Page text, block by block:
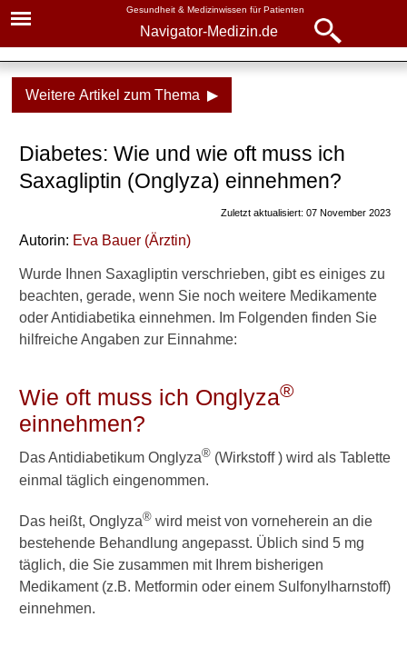
Gesundheit & Medizinwissen für Patienten
Navigator-Medizin.de
Weitere Artikel zum Thema ▶
Diabetes: Wie und wie oft muss ich
Saxagliptin (Onglyza) einnehmen?
Zuletzt aktualisiert: 07 November 2023
Autorin: Eva Bauer (Ärztin)
Wurde Ihnen Saxagliptin verschrieben, gibt es einiges zu
beachten, gerade, wenn Sie noch weitere Medikamente
oder Antidiabetika einnehmen. Im Folgenden finden Sie
hilfreiche Angaben zur Einnahme:
Wie oft muss ich Onglyza®
einnehmen?
Das Antidiabetikum Onglyza® (Wirkstoff ) wird als Tablette
einmal täglich eingenommen.
Das heißt, Onglyza® wird meist von vorneherein an die
bestehende Behandlung angepasst. Üblich sind 5 mg
täglich, die Sie zusammen mit Ihrem bisherigen
Medikament (z.B. Metformin oder einem Sulfonylharnstoff)
einnehmen.
Navigator-Medizin.de
► Krankheiten
► Diagnostik & Laborwerte
► Therapieverfahren
► Medikamente
► Gesundheitsthemen
Navigator-
Medizin.de
▾
Saxagliptin
Nebenwirkungen
Einnahme
Weitere Inhalte dazu auf
Navigator-Medizin
Naturstoffe bei Diabetes
Ernährung mit Diabetes:
Blutzucker messen und
Verwandte Beiträge
W